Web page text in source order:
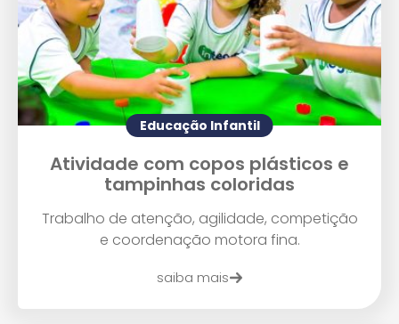
Educação Infantil
Atividade com copos plásticos e
tampinhas coloridas
Trabalho de atenção, agilidade, competição
e coordenação motora fina.
saiba mais